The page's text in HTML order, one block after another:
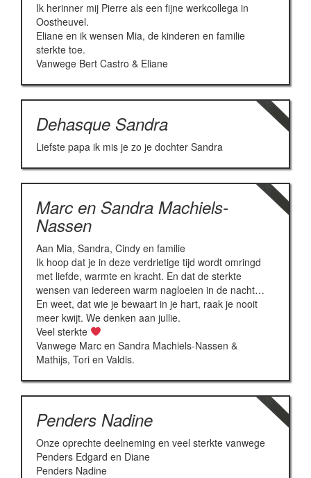
Ik herinner mij Pierre als een fijne werkcollega in
Oostheuvel.
Eliane en ik wensen Mia, de kinderen en familie
sterkte toe.
Vanwege Bert Castro & Eliane
Dehasque Sandra
Liefste papa ik mis je zo je dochter Sandra
Marc en Sandra Machiels-
Nassen
Aan Mia, Sandra, Cindy en familie
Ik hoop dat je in deze verdrietige tijd wordt omringd
met liefde, warmte en kracht. En dat de sterkte
wensen van iedereen warm nagloeien in de nacht…
En weet, dat wie je bewaart in je hart, raak je nooit
meer kwijt. We denken aan jullie.
Veel sterkte
Vanwege Marc en Sandra Machiels-Nassen &
Mathijs, Tori en Valdis.
Penders Nadine
Onze oprechte deelneming en veel sterkte vanwege
Penders Edgard en Diane
Penders Nadine